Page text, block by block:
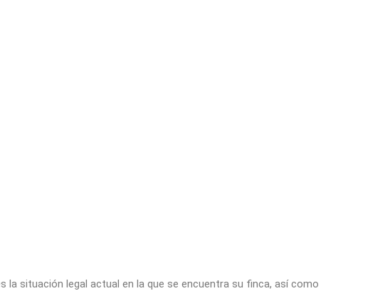
la situación legal actual en la que se encuentra su finca, así como